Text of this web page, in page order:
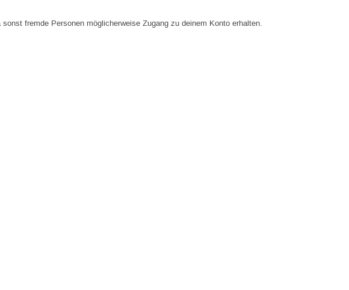
fremde Personen möglicherweise Zugang zu deinem Konto erhalten.